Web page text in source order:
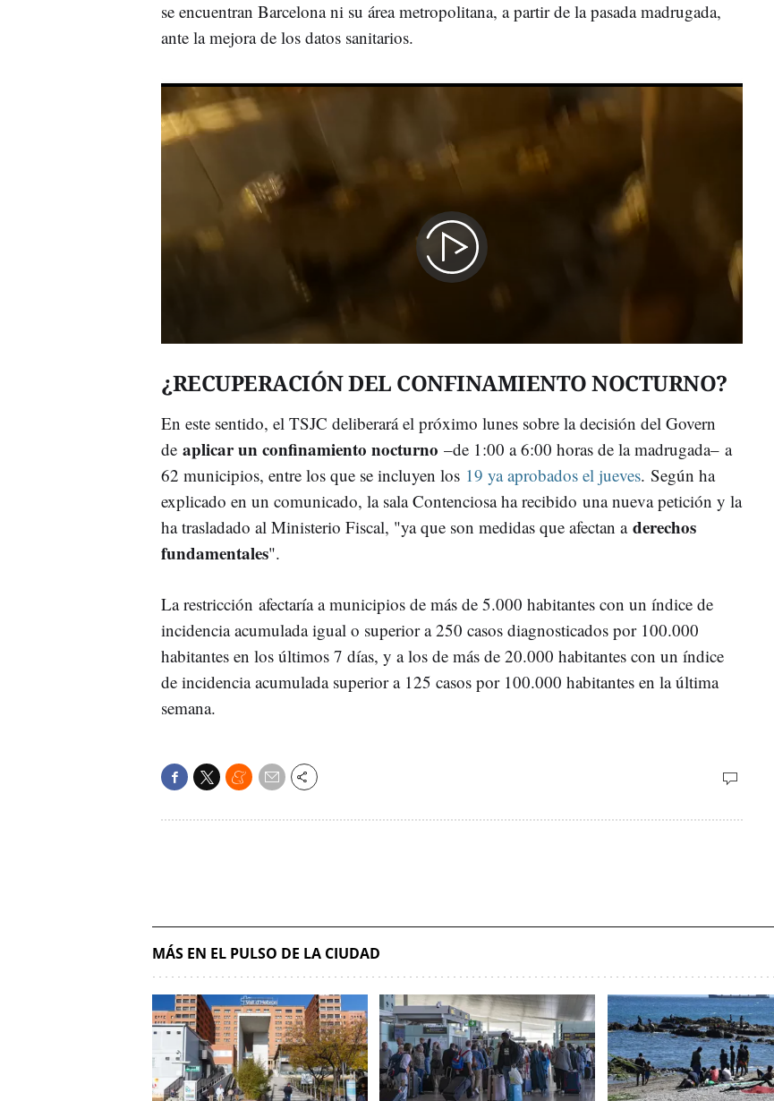
se encuentran Barcelona ni su área metropolitana, a partir de la pasada madrugada,
ante la mejora de los datos sanitarios.
¿RECUPERACIÓN DEL CONFINAMIENTO NOCTURNO?
En este sentido, el TSJC deliberará el próximo lunes sobre la decisión del Govern
de aplicar un confinamiento nocturno –de 1:00 a 6:00 horas de la madrugada– a
62 municipios, entre los que se incluyen los 19 ya aprobados el jueves. Según ha
explicado en un comunicado, la sala Contenciosa ha recibido una nueva petición y la
ha trasladado al Ministerio Fiscal, "ya que son medidas que afectan a derechos
fundamentales".
La restricción afectaría a municipios de más de 5.000 habitantes con un índice de
incidencia acumulada igual o superior a 250 casos diagnosticados por 100.000
habitantes en los últimos 7 días, y a los de más de 20.000 habitantes con un índice
de incidencia acumulada superior a 125 casos por 100.000 habitantes en la última
semana.
MÁS EN EL PULSO DE LA CIUDAD